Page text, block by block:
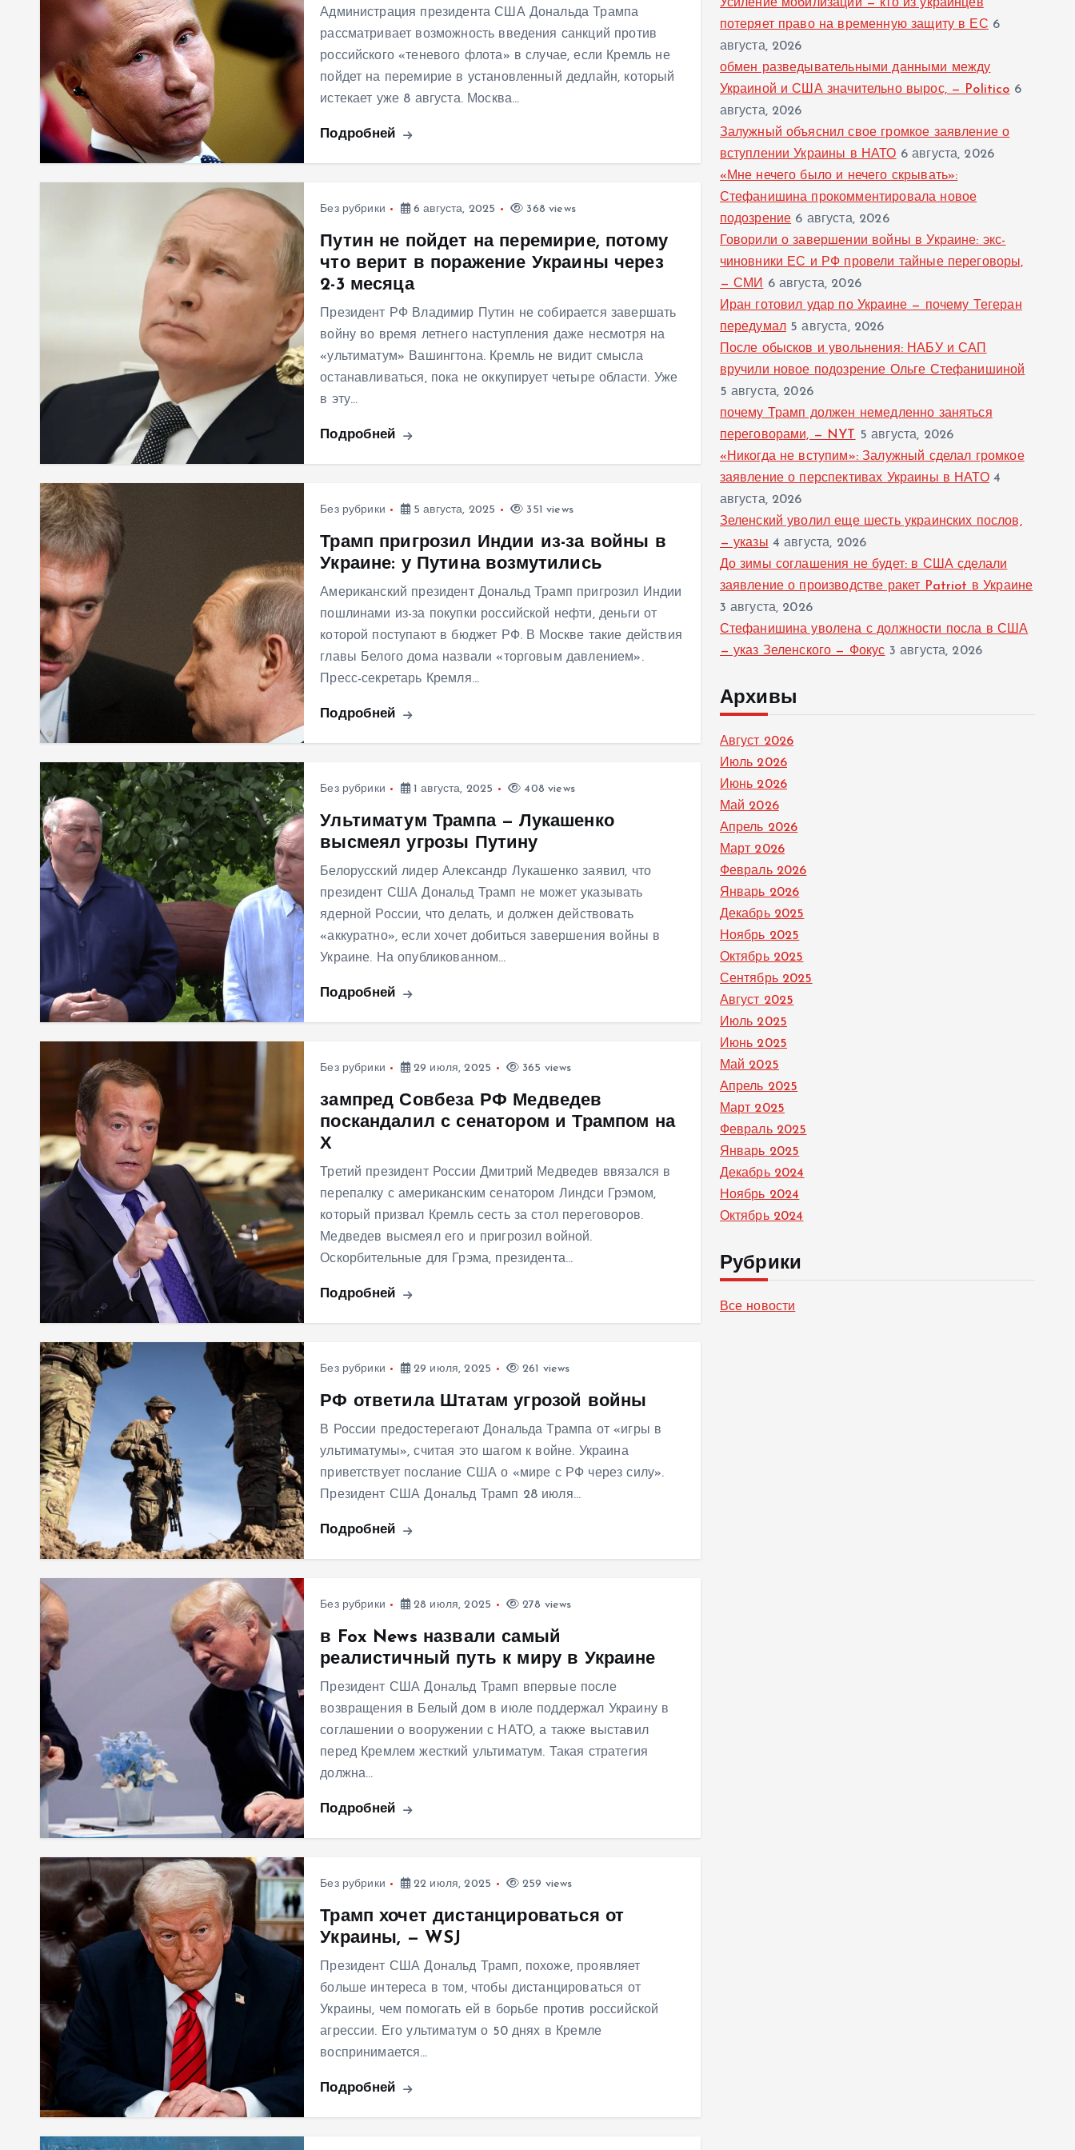
Администрация президента США Дональда Трампа
рассматривает возможность введения санкций против
российского «теневого флота» в случае, если Кремль не
пойдет на перемирие в установленный дедлайн, который
истекает уже 8 августа. Москва…
Подробней
Без рубрики 6 августа, 2025 368 views
Путин не пойдет на перемирие, потому
что верит в поражение Украины через
2-3 месяца
Президент РФ Владимир Путин не собирается завершать
войну во время летнего наступления даже несмотря на
«ультиматум» Вашингтона. Кремль не видит смысла
останавливаться, пока не оккупирует четыре области. Уже
в эту…
Подробней
Без рубрики 5 августа, 2025 351 views
Трамп пригрозил Индии из-за войны в
Украине: у Путина возмутились
Американский президент Дональд Трамп пригрозил Индии
пошлинами из-за покупки российской нефти, деньги от
которой поступают в бюджет РФ. В Москве такие действия
главы Белого дома назвали «торговым давлением».
Пресс-секретарь Кремля…
Подробней
Без рубрики 1 августа, 2025 408 views
Ультиматум Трампа — Лукашенко
высмеял угрозы Путину
Белорусский лидер Александр Лукашенко заявил, что
президент США Дональд Трамп не может указывать
ядерной России, что делать, и должен действовать
«аккуратно», если хочет добиться завершения войны в
Украине. На опубликованном…
Подробней
Без рубрики 29 июля, 2025 365 views
зампред Совбеза РФ Медведев
поскандалил с сенатором и Трампом на
Х
Третий президент России Дмитрий Медведев ввязался в
перепалку с американским сенатором Линдси Грэмом,
который призвал Кремль сесть за стол переговоров.
Медведев высмеял его и пригрозил войной.
Оскорбительные для Грэма, президента…
Подробней
Без рубрики 29 июля, 2025 261 views
РФ ответила Штатам угрозой войны
В России предостерегают Дональда Трампа от «игры в
ультиматумы», считая это шагом к войне. Украина
приветствует послание США о «мире с РФ через силу».
Президент США Дональд Трамп 28 июля…
Подробней
Без рубрики 28 июля, 2025 278 views
в Fox News назвали самый
реалистичный путь к миру в Украине
Президент США Дональд Трамп впервые после
возвращения в Белый дом в июле поддержал Украину в
соглашении о вооружении с НАТО, а также выставил
перед Кремлем жесткий ультиматум. Такая стратегия
должна…
Подробней
Без рубрики 22 июля, 2025 259 views
Трамп хочет дистанцироваться от
Украины, — WSJ
Президент США Дональд Трамп, похоже, проявляет
больше интереса в том, чтобы дистанцироваться от
Украины, чем помогать ей в борьбе против российской
агрессии. Его ультиматум о 50 днях в Кремле
воспринимается…
Подробней
Усиление мобилизации — кто из украинцев
потеряет право на временную защиту в ЕС 6
августа, 2026
обмен разведывательными данными между
Украиной и США значительно вырос, — Politico 6
августа, 2026
Залужный объяснил свое громкое заявление о
вступлении Украины в НАТО 6 августа, 2026
«Мне нечего было и нечего скрывать»:
Стефанишина прокомментировала новое
подозрение 6 августа, 2026
Говорили о завершении войны в Украине: экс-
чиновники ЕС и РФ провели тайные переговоры,
— СМИ 6 августа, 2026
Иран готовил удар по Украине — почему Тегеран
передумал 5 августа, 2026
После обысков и увольнения: НАБУ и САП
вручили новое подозрение Ольге Стефанишиной
5 августа, 2026
почему Трамп должен немедленно заняться
переговорами, — NYT
5 августа, 2026
«Никогда не вступим»: Залужный сделал громкое
заявление о перспективах Украины в НАТО 4
августа, 2026
Зеленский уволил еще шесть украинских послов,
— указы 4 августа, 2026
До зимы соглашения не будет: в США сделали
заявление о производстве ракет Patriot в Украине
3 августа, 2026
Стефанишина уволена с должности посла в США
— указ Зеленского — Фокус 3 августа, 2026
Архивы
Август 2026
Июль 2026
Июнь 2026
Май 2026
Апрель 2026
Март 2026
Февраль 2026
Январь 2026
Декабрь 2025
Ноябрь 2025
Октябрь 2025
Сентябрь 2025
Август 2025
Июль 2025
Июнь 2025
Май 2025
Апрель 2025
Март 2025
Февраль 2025
Январь 2025
Декабрь 2024
Ноябрь 2024
Октябрь 2024
Рубрики
Все новости